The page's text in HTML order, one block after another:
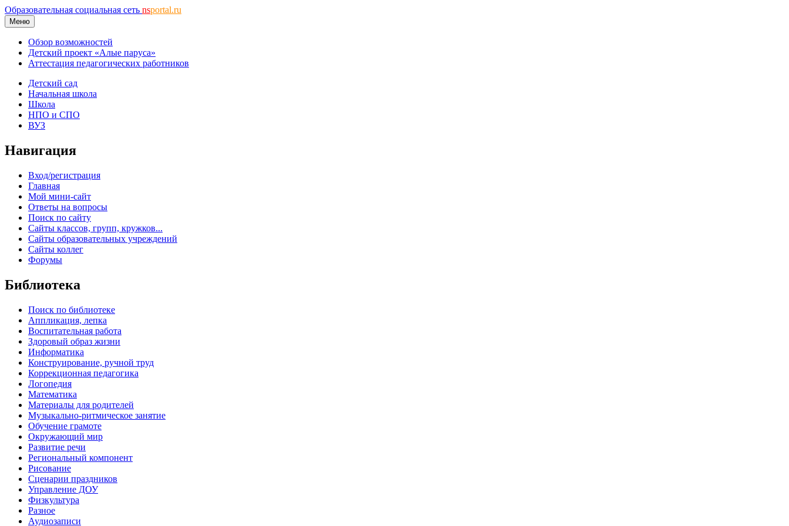
Образовательная социальная сеть nsportal.ru
Меню
Обзор возможностей
Детский проект «Алые паруса»
Аттестация педагогических работников
Детский сад
Начальная школа
Школа
НПО и СПО
ВУЗ
Навигация
Вход/регистрация
Главная
Мой мини-сайт
Ответы на вопросы
Поиск по сайту
Сайты классов, групп, кружков...
Сайты образовательных учреждений
Сайты коллег
Форумы
Библиотека
Поиск по библиотеке
Аппликация, лепка
Воспитательная работа
Здоровый образ жизни
Информатика
Конструирование, ручной труд
Коррекционная педагогика
Логопедия
Математика
Материалы для родителей
Музыкально-ритмическое занятие
Обучение грамоте
Окружающий мир
Развитие речи
Региональный компонент
Рисование
Сценарии праздников
Управление ДОУ
Физкультура
Разное
Аудиозаписи